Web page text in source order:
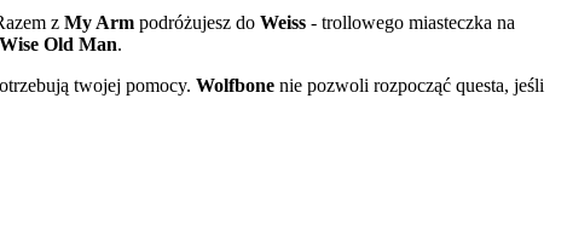
z My Arm podróżujesz do Weiss - trollowego miasteczka na
Wise Old Man.
twojej pomocy. Wolfbone nie pozwoli rozpocząć questa, jeśli